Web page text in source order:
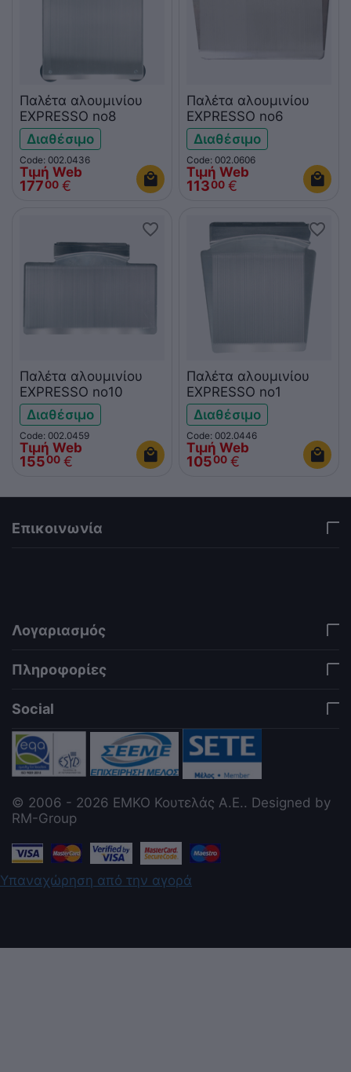
Παλέτα αλουμινίου
EXPRESSO no8
Διαθέσιμο
Code: 002.0436
Τιμή Web
17700 €
Παλέτα αλουμινίου
EXPRESSO no6
Διαθέσιμο
Code: 002.0606
Τιμή Web
11300 €
Παλέτα αλουμινίου
EXPRESSO no10
Διαθέσιμο
Code: 002.0459
Τιμή Web
15500 €
Παλέτα αλουμινίου
EXPRESSO no1
Διαθέσιμο
Code: 002.0446
Τιμή Web
10500 €
Επικοινωνία
Λογαριασμός
Πληροφορίες
Social
© 2006 - 2026 ΕΜΚΟ Κουτελάς Α.Ε.. Designed by
RM-Group
Υπαναχώρηση από την αγορά